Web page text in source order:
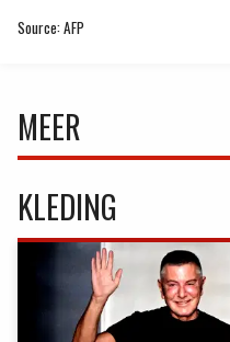
Source: AFP
MEER
KLEDING